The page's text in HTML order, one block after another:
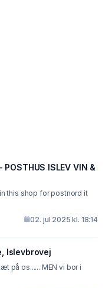
ISLEV VIN &
this shop for postnord it
02. jul 2025 kl. 18:14
Islevbrovej
på os...... MEN vi bor i